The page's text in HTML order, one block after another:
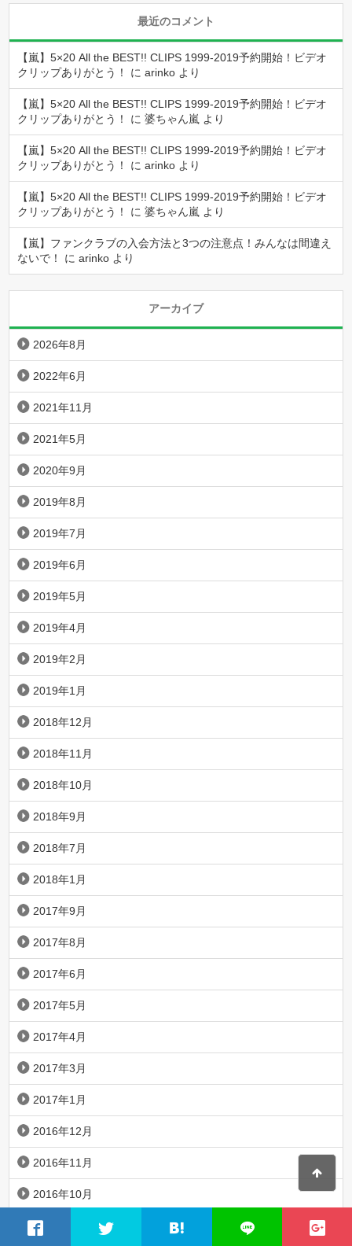
最近のコメント
【嵐】5×20 All the BEST!! CLIPS 1999-2019予約開始！ビデオ
クリップありがとう！
にarinko より
【嵐】5×20 All the BEST!! CLIPS 1999-2019予約開始！ビデオ
クリップありがとう！
に婆ちゃん嵐 より
【嵐】5×20 All the BEST!! CLIPS 1999-2019予約開始！ビデオ
クリップありがとう！
にarinko より
【嵐】5×20 All the BEST!! CLIPS 1999-2019予約開始！ビデオ
クリップありがとう！
に婆ちゃん嵐 より
【嵐】ファンクラブの入会方法と3つの注意点！みんなは間違え
ないで！
にarinko より
アーカイブ
2026年8月
2022年6月
2021年11月
2021年5月
2020年9月
2019年8月
2019年7月
2019年6月
2019年5月
2019年4月
2019年2月
2019年1月
2018年12月
2018年11月
2018年10月
2018年9月
2018年7月
2018年1月
2017年9月
2017年8月
2017年6月
2017年5月
2017年4月
2017年3月
2017年1月
2016年12月
2016年11月
2016年10月
2016年9月